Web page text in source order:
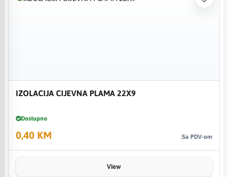
IZOLACIJA CIJEVNA PLAMA 22X9
Dostupno
0,40 KM Sa PDV-om
View